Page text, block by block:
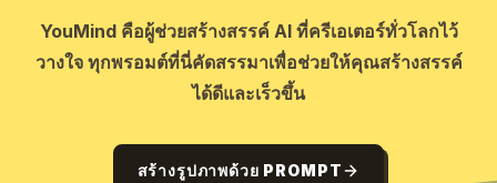
YouMind คือผู้ช่วยสร้างสรรค์ AI ที่ครีเอเตอร์ทั่วโลกไว้
วางใจ ทุกพรอมต์ที่นี่คัดสรรมาเพื่อช่วยให้คุณสร้างสรรค์
ได้ดีและเร็วขึ้น
สร้างรูปภาพด้วย PROMPT